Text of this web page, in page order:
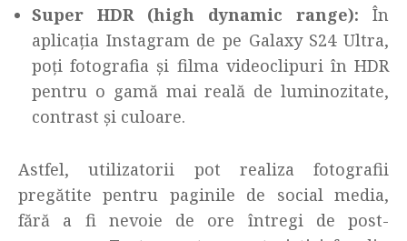
Super HDR (high dynamic range): În
aplicația Instagram de pe Galaxy S24 Ultra,
poți fotografia și filma videoclipuri în HDR
pentru o gamă mai reală de luminozitate,
contrast și culoare.
Astfel, utilizatorii pot realiza fotografii
pregătite pentru paginile de social media,
fără a fi nevoie de ore întregi de post-